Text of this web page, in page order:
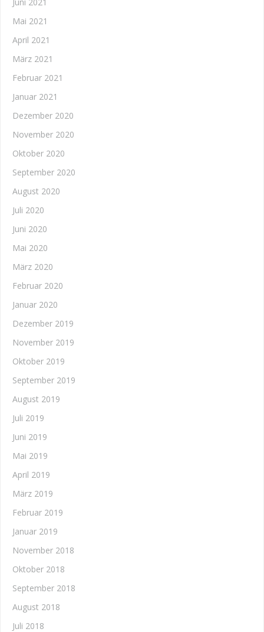
Mai 2021
April 2021
März 2021
Februar 2021
Januar 2021
Dezember 2020
November 2020
Oktober 2020
September 2020
August 2020
Juli 2020
Juni 2020
Mai 2020
März 2020
Februar 2020
Januar 2020
Dezember 2019
November 2019
Oktober 2019
September 2019
August 2019
Juli 2019
Juni 2019
Mai 2019
April 2019
März 2019
Februar 2019
Januar 2019
November 2018
Oktober 2018
September 2018
August 2018
Juli 2018